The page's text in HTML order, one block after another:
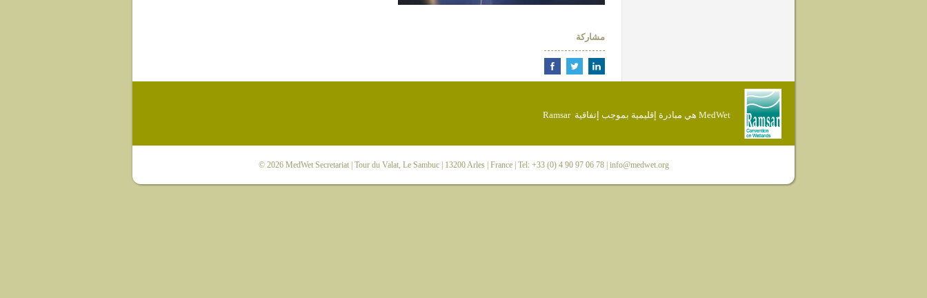
مشاركة
MedWet هي مبادرة إقليمية بموجب إتفاقية Ramsar
© 2026 MedWet Secretariat| Tour du Valat, Le Sambuc | 13200 Arles | France | Tel: +33 (0) 4 90 97 06 78 | info@medwet.org